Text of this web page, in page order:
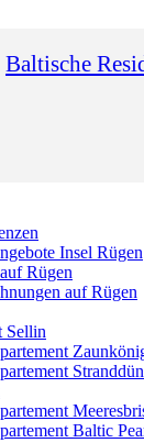
Baltische
Insel Rügen
Rügen
auf Rügen
Sellin
Baltic